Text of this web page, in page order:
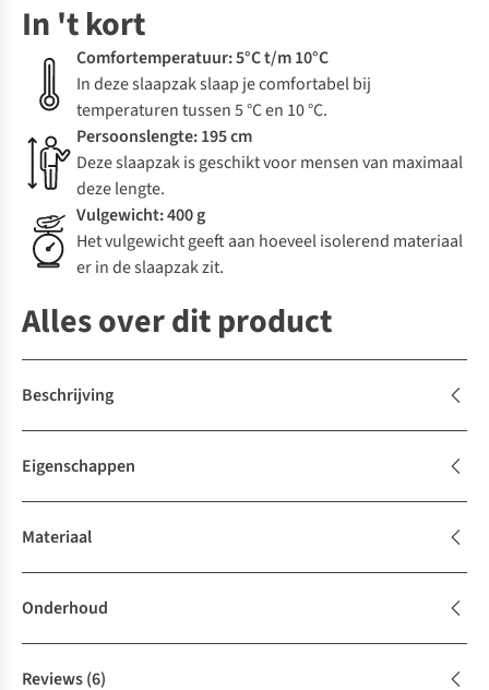
In 't kort
Comfortemperatuur: 5°C t/m 10°C
In deze slaapzak slaap je comfortabel bij
temperaturen tussen 5 °C en 10 °C.
Persoonslengte: 195 cm
Deze slaapzak is geschikt voor mensen van maximaal
deze lengte.
Vulgewicht: 400 g
Het vulgewicht geeft aan hoeveel isolerend materiaal
er in de slaapzak zit.
Alles over dit product
Beschrijving
Eigenschappen
Materiaal
Onderhoud
Reviews(6)